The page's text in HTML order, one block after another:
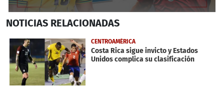
seconds
2
minutes,
14
seconds
NOTICIAS RELACIONADAS
CENTROAMÉRICA
Costa Rica sigue invicto y Estados
Unidos complica su clasificación